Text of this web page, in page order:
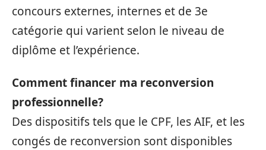
concours externes, internes et de 3e
catégorie qui varient selon le niveau de
diplôme et l’expérience.
Comment financer ma reconversion
professionnelle?
Des dispositifs tels que le CPF, les AIF, et les
congés de reconversion sont disponibles